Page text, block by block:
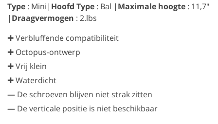
Type : Mini| Hoofd Type : Bal | Maximale hoogte : 11,7″
| Draagvermogen : 2.lbs
✚ Verbluffende compatibiliteit
✚ Octopus-ontwerp
✚ Vrij klein
✚ Waterdicht
— De schroeven blijven niet strak zitten
— De verticale positie is niet beschikbaar